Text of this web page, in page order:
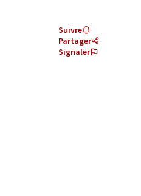
Suivre
Partager
Signaler